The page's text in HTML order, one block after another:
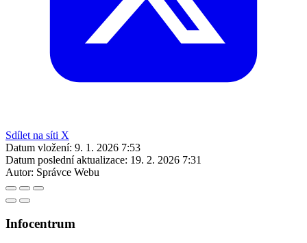
Sdílet na síti X
Datum vložení: 9. 1. 2026 7:53
Datum poslední aktualizace: 19. 2. 2026 7:31
Autor: Správce Webu
Infocentrum